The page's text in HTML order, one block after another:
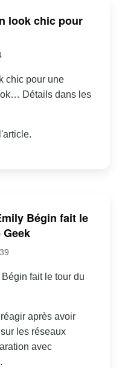
look chic pour
chic pour une
Détails dans les
Bégin fait le
fait le tour du
après avoir
les réseaux
avec